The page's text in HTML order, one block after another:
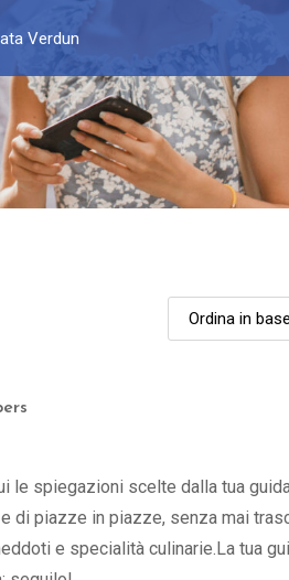
Verdun
le spiegazioni scelte dalla tua
di piazze in piazze, senza mai
e specialità culinarie.La tua